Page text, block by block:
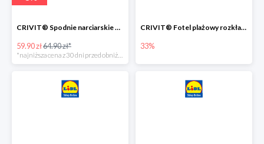
CRIVIT® Spodnie narciarskie dziewczęce
59.90 zł64.90 zł*
*najniższa cena z 30 dni przed obniżką
CRIVIT® Fotel plażowy rozkładany / Brodzik dziecięcy
33%